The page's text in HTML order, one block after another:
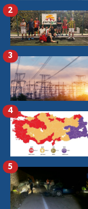
2
3
4
5